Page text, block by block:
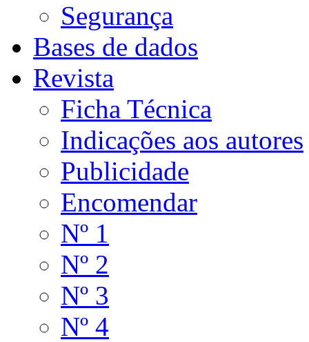
Segurança
Bases de dados
Revista
Ficha Técnica
Indicações aos autores
Publicidade
Encomendar
Nº 1
Nº 2
Nº 3
Nº 4